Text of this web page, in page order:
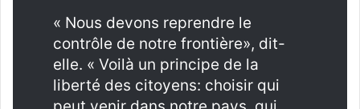
« Nous devons reprendre le
contrôle de notre frontière», dit-
elle. « Voilà un principe de la
liberté des citoyens: choisir qui